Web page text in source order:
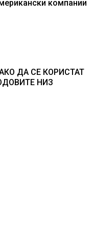
компании
ДА СЕ КОРИСТАТ
НИЗ